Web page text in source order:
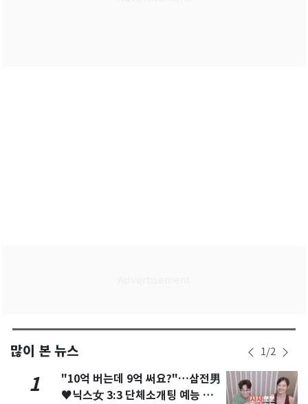
많이 본 뉴스 1/2
1
"10억 버는데 9억 써요?"…삼전男
♥닉스女 3:3 단체소개팅 예능 화